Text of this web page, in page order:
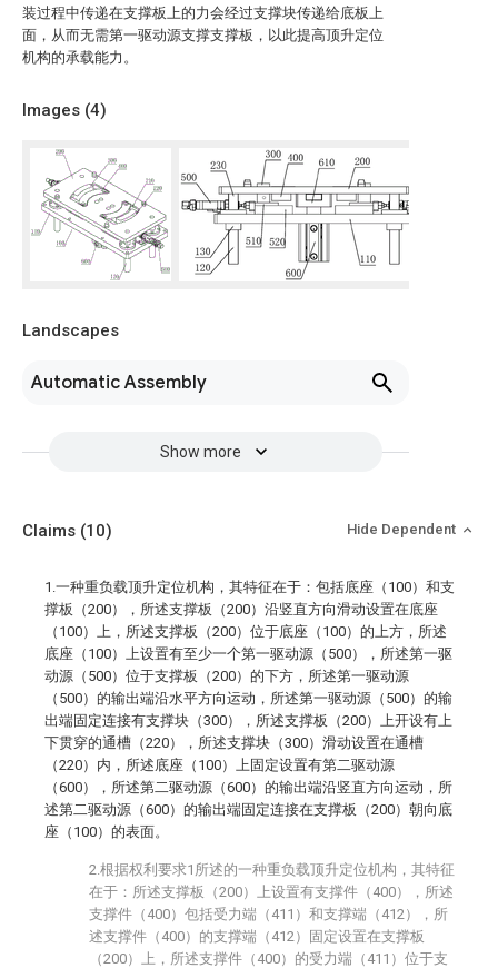
装过程中传递在支撑板上的力会经过支撑块传递给底板上
面，从而无需第一驱动源支撑支撑板，以此提高顶升定位
机构的承载能力。
Images (4)
Landscapes
Automatic Assembly
Show more
Claims (10) Hide Dependent
1.一种重负载顶升定位机构，其特征在于：包括底座（100）和支
撑板（200），所述支撑板（200）沿竖直方向滑动设置在底座
（100）上，所述支撑板（200）位于底座（100）的上方，所述
底座（100）上设置有至少一个第一驱动源（500），所述第一驱
动源（500）位于支撑板（200）的下方，所述第一驱动源
（500）的输出端沿水平方向运动，所述第一驱动源（500）的输
出端固定连接有支撑块（300），所述支撑板（200）上开设有上
下贯穿的通槽（220），所述支撑块（300）滑动设置在通槽
（220）内，所述底座（100）上固定设置有第二驱动源
（600），所述第二驱动源（600）的输出端沿竖直方向运动，所
述第二驱动源（600）的输出端固定连接在支撑板（200）朝向底
座（100）的表面。
2.根据权利要求1所述的一种重负载顶升定位机构，其特征
在于：所述支撑板（200）上设置有支撑件（400），所述
支撑件（400）包括受力端（411）和支撑端（412），所
述支撑件（400）的支撑端（412）固定设置在支撑板
（200）上，所述支撑件（400）的受力端（411）位于支